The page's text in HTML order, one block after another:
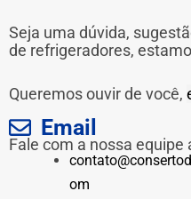
Seja uma dúvida,
de refrigeradores,
Queremos ouvir de você,
Email
Fale com a nossa
om